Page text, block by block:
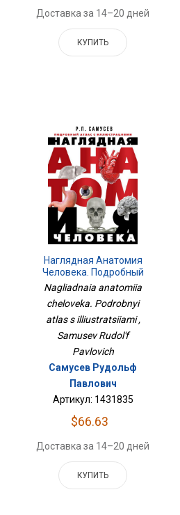
Доставка за 14–20 дней
КУПИТЬ
Наглядная Анатомия
Человека. Подробный
Атлас С Иллюстрациями
Nagliadnaia anatomiia
cheloveka. Podrobnyi
atlas s illiustratsiiami ,
Samusev Rudol'f
Pavlovich
Самусев Рудольф
Павлович
Артикул: 1431835
$66.63
Доставка за 14–20 дней
КУПИТЬ